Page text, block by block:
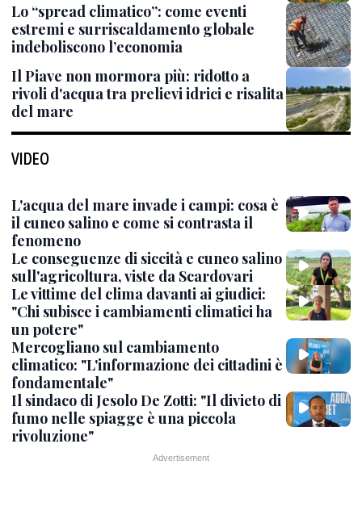
Lo “spread climatico”: come eventi
estremi e surriscaldamento globale
indeboliscono l’economia
Il Piave non mormora più: ridotto a
rivoli d'acqua tra prelievi idrici e risalita
del mare
VIDEO
L'acqua del mare invade i campi: cosa è
il cuneo salino e come si contrasta il
fenomeno
Le conseguenze di siccità e cuneo salino
sull'agricoltura, viste da Scardovari
Le vittime del clima davanti ai giudici:
"Chi subisce i cambiamenti climatici ha
un potere"
Mercogliano sul cambiamento
climatico: "L'informazione dei cittadini è
fondamentale"
Il sindaco di Jesolo De Zotti: "Il divieto di
fumo nelle spiagge è una piccola
rivoluzione"